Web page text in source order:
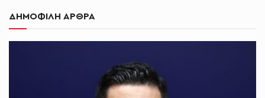
ΔΗΜΟΦΙΛΗ ΑΡΘΡΑ